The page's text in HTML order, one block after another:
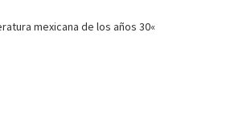
mexicana de los años 30«